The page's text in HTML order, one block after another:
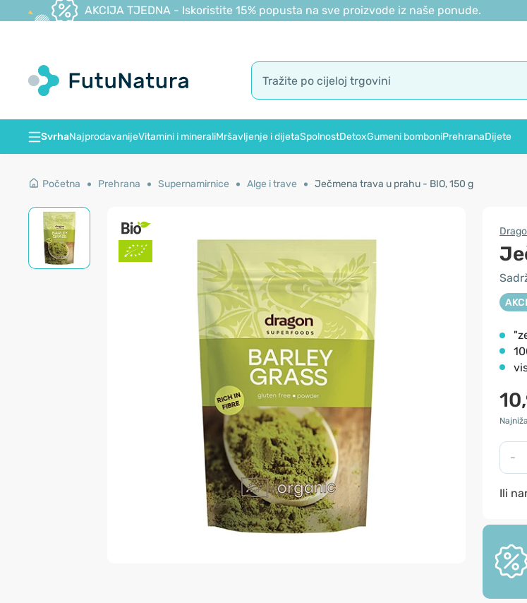
AKCIJA TJEDNA - Iskoristite 15% popusta na sve proizvode iz naše ponude.
SvrhaNajprodavanijeVitamini i mineraliMršavljenje i dijetaSpolnostDetoxGumeni bomboniPrehranaDijete
Početna Prehrana Supernamirnice Alge i trave Ječmena trava u prahu - BIO, 150 g
-
Ili